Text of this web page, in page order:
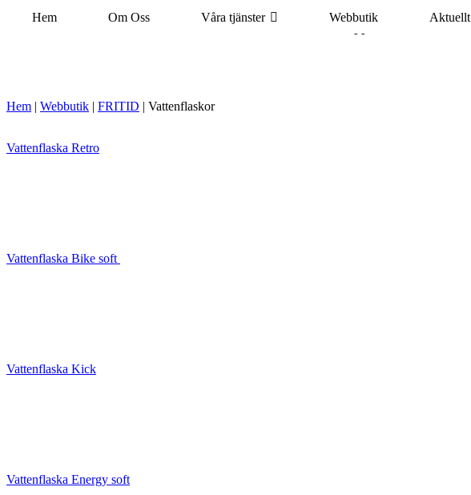
Hem Om Oss Våra tjänster Webbutik Aktuellt
Hem | Webbutik | FRITID | Vattenflaskor
Vattenflaska Retro
Vattenflaska Bike soft
Vattenflaska Kick
Vattenflaska Energy soft